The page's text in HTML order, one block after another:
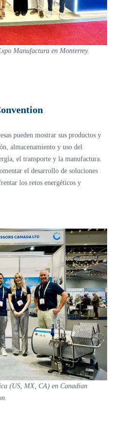
Manufactura en Monterrey.
pueden mostrar sus productos y
almacenamiento y uso del
el transporte y la manufactura.
el desarrollo de soluciones
los retos energéticos y
(US, MX, CA) en Canadian